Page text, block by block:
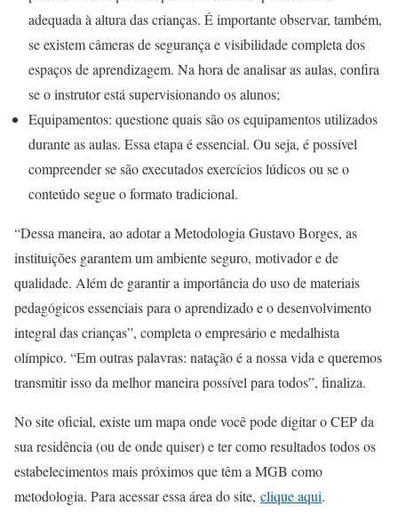
adequada à altura das crianças. É importante observar, também,
se existem câmeras de segurança e visibilidade completa dos
espaços de aprendizagem. Na hora de analisar as aulas, confira
se o instrutor está supervisionando os alunos;
Equipamentos: questione quais são os equipamentos utilizados
durante as aulas. Essa etapa é essencial. Ou seja, é possível
compreender se são executados exercícios lúdicos ou se o
conteúdo segue o formato tradicional.
“Dessa maneira, ao adotar a Metodologia Gustavo Borges, as
instituições garantem um ambiente seguro, motivador e de
qualidade. Além de garantir a importância do uso de materiais
pedagógicos essenciais para o aprendizado e o desenvolvimento
integral das crianças”, completa o empresário e medalhista
olímpico. “Em outras palavras: natação é a nossa vida e queremos
transmitir isso da melhor maneira possível para todos”, finaliza.
No site oficial, existe um mapa onde você pode digitar o CEP da
sua residência (ou de onde quiser) e ter como resultados todos os
estabelecimentos mais próximos que têm a MGB como
metodologia. Para acessar essa área do site, clique aqui.